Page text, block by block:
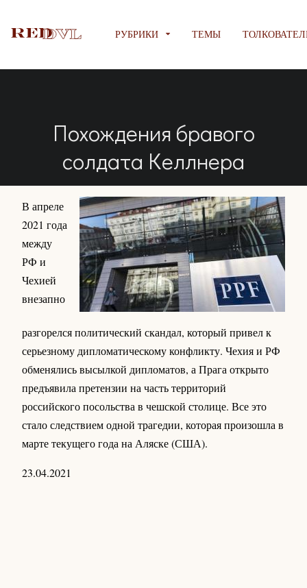
РУБРИКИ ТЕМЫ
Похождения бравого
солдата Келлнера
В апреле
2021 года
между
РФ и
Чехией
внезапно
разгорелся политический скандал, который привел к
серьезному дипломатическому конфликту. Чехия и РФ
обменялись высылкой дипломатов, а Прага открыто
предъявила претензии на часть территорий
российского посольства в чешской столице. Все это
стало следствием одной трагедии, которая произошла в
марте текущего года на Аляске (США).
23.04.2021